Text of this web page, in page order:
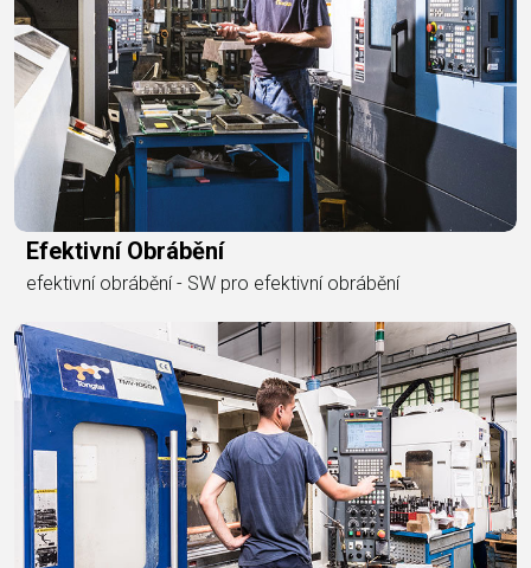
Efektivní Obrábění
efektivní obrábění - SW pro efektivní obrábění